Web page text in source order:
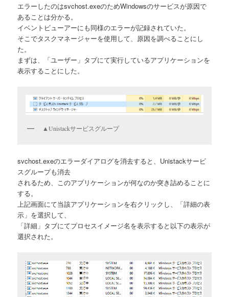
エラーしたのはsvchost.exeのためWindowsのサービスが原因で
あることは分かる。
イベントビューアーにも同様のエラーが記録されていた。
そこでタスクマネージャーを使用して、原因を調べることにし
た。
まずは、「ユーザー」タブにて実行しているアプリケーションを
表示することにした。
▲Unistackサービスグループ
svchost.exeのエラーダイアログを消去すると、Unistackサービ
スグループも消去
されるため、このアプリケーションが何なのか突き詰めることに
する。
上記画面にて当該アプリケーションを右クリックし、「詳細の表
示」を選択して、
「詳細」タブにてプロセスイメージ名を表示すると以下の表示が
選択された。